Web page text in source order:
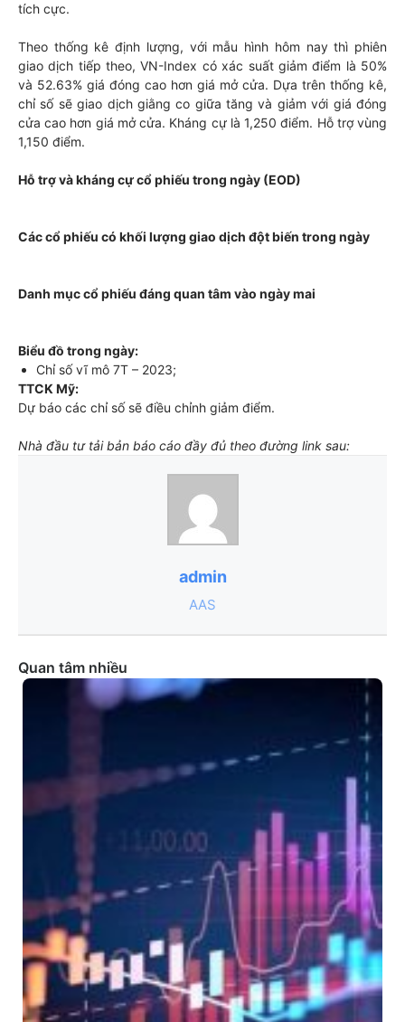
tích cực.
Theo thống kê định lượng, với mẫu hình hôm nay thì phiên
giao dịch tiếp theo, VN-Index có xác suất giảm điểm là 50%
và 52.63% giá đóng cao hơn giá mở cửa. Dựa trên thống kê,
chỉ số sẽ giao dịch giằng co giữa tăng và giảm với giá đóng
cửa cao hơn giá mở cửa. Kháng cự là 1,250 điểm. Hỗ trợ vùng
1,150 điểm.
Hỗ trợ và kháng cự cổ phiếu trong ngày (EOD)
Các cổ phiếu có khối lượng giao dịch đột biến trong ngày
Danh mục cổ phiếu đáng quan tâm vào ngày mai
Biểu đồ trong ngày:
Chỉ số vĩ mô 7T – 2023;
TTCK Mỹ:
Dự báo các chỉ số sẽ điều chỉnh giảm điểm.
Nhà đầu tư tải bản báo cáo đầy đủ theo đường link sau:
admin
AAS
Quan tâm nhiều